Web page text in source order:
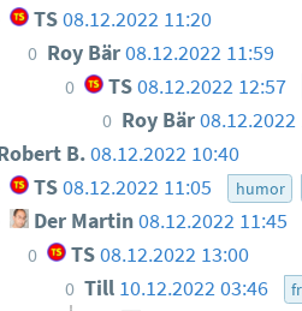
TS08.12.2022 11:20
0 Roy Bär08.12.2022 11:59
0 TS08.12.2022 12:57
0 Roy Bär08.12.2022
B.08.12.2022 10:40
TS08.12.2022 11:05 humor
Der Martin08.12.2022 11:45
0 TS08.12.2022 13:00
0 Till 10.12.2022 03:46